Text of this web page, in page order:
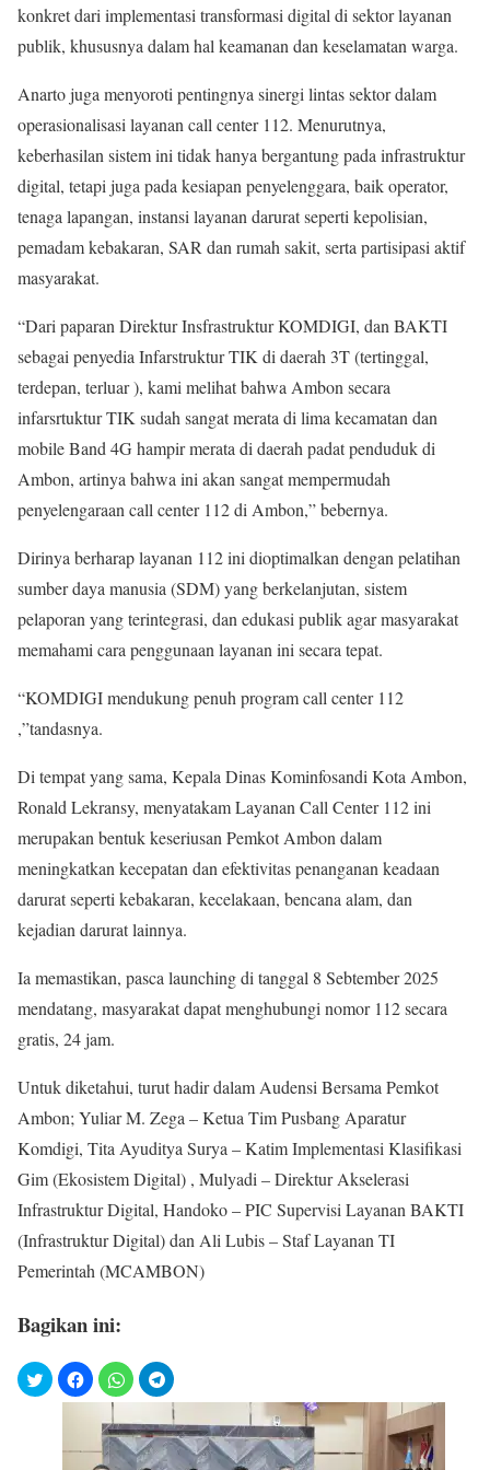
konkret dari implementasi transformasi digital di sektor layanan
publik, khususnya dalam hal keamanan dan keselamatan warga.
Anarto juga menyoroti pentingnya sinergi lintas sektor dalam
operasionalisasi layanan call center 112. Menurutnya,
keberhasilan sistem ini tidak hanya bergantung pada infrastruktur
digital, tetapi juga pada kesiapan penyelenggara, baik operator,
tenaga lapangan, instansi layanan darurat seperti kepolisian,
pemadam kebakaran, SAR dan rumah sakit, serta partisipasi aktif
masyarakat.
“Dari paparan Direktur Insfrastruktur KOMDIGI, dan BAKTI
sebagai penyedia Infarstruktur TIK di daerah 3T (tertinggal,
terdepan, terluar ), kami melihat bahwa Ambon secara
infarsrtuktur TIK sudah sangat merata di lima kecamatan dan
mobile Band 4G hampir merata di daerah padat penduduk di
Ambon, artinya bahwa ini akan sangat mempermudah
penyelengaraan call center 112 di Ambon,” bebernya.
Dirinya berharap layanan 112 ini dioptimalkan dengan pelatihan
sumber daya manusia (SDM) yang berkelanjutan, sistem
pelaporan yang terintegrasi, dan edukasi publik agar masyarakat
memahami cara penggunaan layanan ini secara tepat.
“KOMDIGI mendukung penuh program call center 112
,”tandasnya.
Di tempat yang sama, Kepala Dinas Kominfosandi Kota Ambon,
Ronald Lekransy, menyatakam Layanan Call Center 112 ini
merupakan bentuk keseriusan Pemkot Ambon dalam
meningkatkan kecepatan dan efektivitas penanganan keadaan
darurat seperti kebakaran, kecelakaan, bencana alam, dan
kejadian darurat lainnya.
Ia memastikan, pasca launching di tanggal 8 Sebtember 2025
mendatang, masyarakat dapat menghubungi nomor 112 secara
gratis, 24 jam.
Untuk diketahui, turut hadir dalam Audensi Bersama Pemkot
Ambon; Yuliar M. Zega – Ketua Tim Pusbang Aparatur
Komdigi, Tita Ayuditya Surya – Katim Implementasi Klasifikasi
Gim (Ekosistem Digital) , Mulyadi – Direktur Akselerasi
Infrastruktur Digital, Handoko – PIC Supervisi Layanan BAKTI
(Infrastruktur Digital) dan Ali Lubis – Staf Layanan TI
Pemerintah (MCAMBON)
Bagikan ini: